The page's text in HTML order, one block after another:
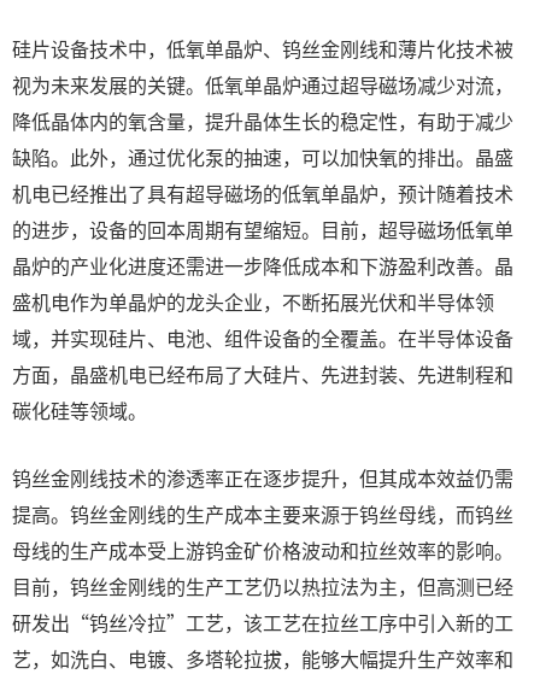
硅片设备技术中，低氧单晶炉、钨丝金刚线和薄片化技术被
视为未来发展的关键。低氧单晶炉通过超导磁场减少对流，
降低晶体内的氧含量，提升晶体生长的稳定性，有助于减少
缺陷。此外，通过优化泵的抽速，可以加快氧的排出。晶盛
机电已经推出了具有超导磁场的低氧单晶炉，预计随着技术
的进步，设备的回本周期有望缩短。目前，超导磁场低氧单
晶炉的产业化进度还需进一步降低成本和下游盈利改善。晶
盛机电作为单晶炉的龙头企业，不断拓展光伏和半导体领
域，并实现硅片、电池、组件设备的全覆盖。在半导体设备
方面，晶盛机电已经布局了大硅片、先进封装、先进制程和
碳化硅等领域。
钨丝金刚线技术的渗透率正在逐步提升，但其成本效益仍需
提高。钨丝金刚线的生产成本主要来源于钨丝母线，而钨丝
母线的生产成本受上游钨金矿价格波动和拉丝效率的影响。
目前，钨丝金刚线的生产工艺仍以热拉法为主，但高测已经
研发出“钨丝冷拉”工艺，该工艺在拉丝工序中引入新的工
艺，如洗白、电镀、多塔轮拉拔，能够大幅提升生产效率和